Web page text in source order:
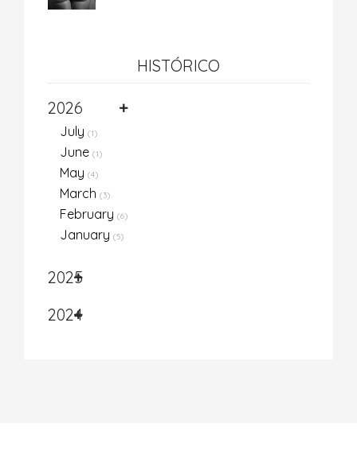
HISTÓRICO
2026
July (1)
June (1)
May (4)
March (3)
February (6)
January (5)
2025
2024